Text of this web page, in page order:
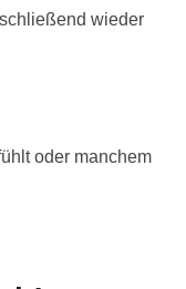
wieder
oder manchem